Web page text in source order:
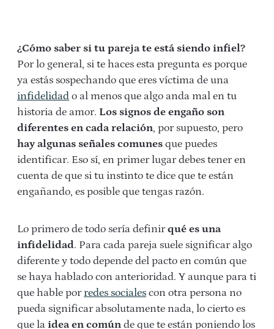
¿Cómo saber si tu pareja te está siendo infiel?
Por lo general, si te haces esta pregunta es porque
ya estás sospechando que eres víctima de una
infidelidad o al menos que algo anda mal en tu
historia de amor. Los signos de engaño son
diferentes en cada relación, por supuesto, pero
hay algunas señales comunes que puedes
identificar. Eso sí, en primer lugar debes tener en
cuenta de que si tu instinto te dice que te están
engañando, es posible que tengas razón.
Lo primero de todo sería definirqué es una
infidelidad. Para cada pareja suele significar algo
diferente y todo depende del pacto en común que
se haya hablado con anterioridad. Y aunque para ti
que hable por redes sociales con otra persona no
pueda significar absolutamente nada, lo cierto es
que la idea en común de que te están poniendo los